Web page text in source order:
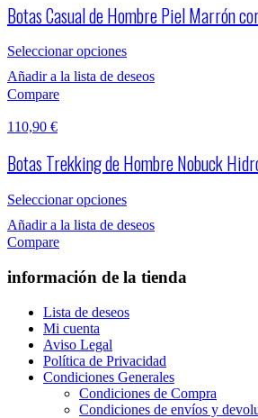
Botas Casual de Hombre Piel Marrón
Seleccionar opciones
Añadir a la lista de deseos
Compare
110,90 €
Botas Trekking de Hombre Nobuck
Seleccionar opciones
Añadir a la lista de deseos
Compare
información de la tienda
Lista de deseos
Mi cuenta
Aviso Legal
Política de Privacidad
Condiciones Generales
Condiciones de Compra
Condiciones de envíos y